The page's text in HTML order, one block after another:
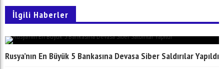
İlgili Haberler
Rusya’nın En Büyük 5 Bankasına Devasa Siber Saldırılar Yapıldı